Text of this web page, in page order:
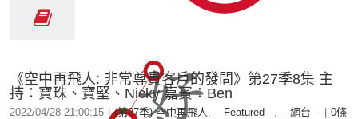
《空中再飛人: 非常尊貴客戶的發問》第27季8集 主
持：寶珠、寶堅、Nicky 嘉賓：Ben
2022/04/28 21:00:15 (第27季) 空中再飛人, -- Featured --, -- 網台 --
0條